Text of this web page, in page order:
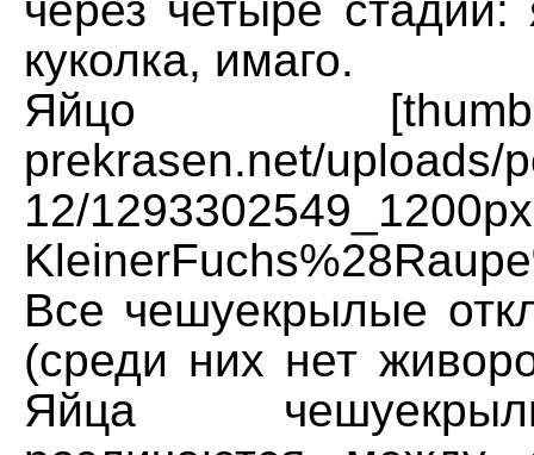
куколка, имаго.
Яйцо
prekrasen.net/uploads/
12/
Все чешуекрылые
(среди них нет
Яйца